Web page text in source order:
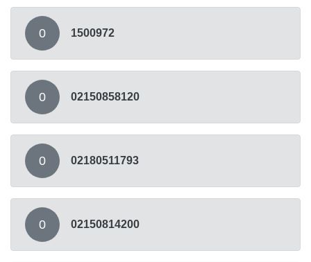
0 1500972
0 02150858120
0 02180511793
0 02150814200